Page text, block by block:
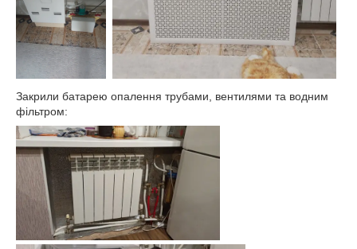
Закрили батарею опалення трубами, вентилями та водним
фільтром: